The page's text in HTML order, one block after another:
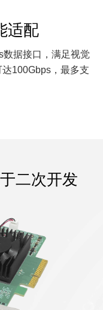
适配
据接口，满足视觉
100Gbps，最多支
二次开发